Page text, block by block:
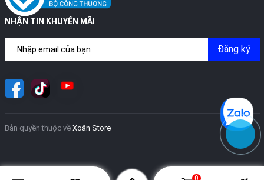
NHẬN TIN KHUYẾN MÃI
Đăng ký
Bản quyền thuộc về Xoăn Store
0